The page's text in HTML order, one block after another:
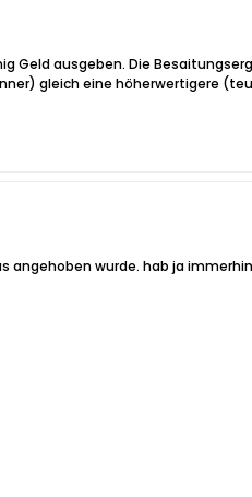
Geld ausgeben. Die
gleich eine höherwertigere
wurde. hab ja